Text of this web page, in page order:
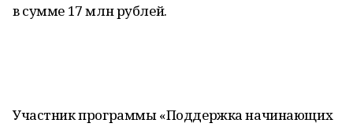
в сумме 17 млн рублей.
Участник программы «Поддержка начинающих